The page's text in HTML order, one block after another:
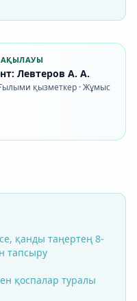
Левтеров А. А.
қызметкер · Жұмыс
қанды таңертең 8-
тапсыру
қоспалар туралы